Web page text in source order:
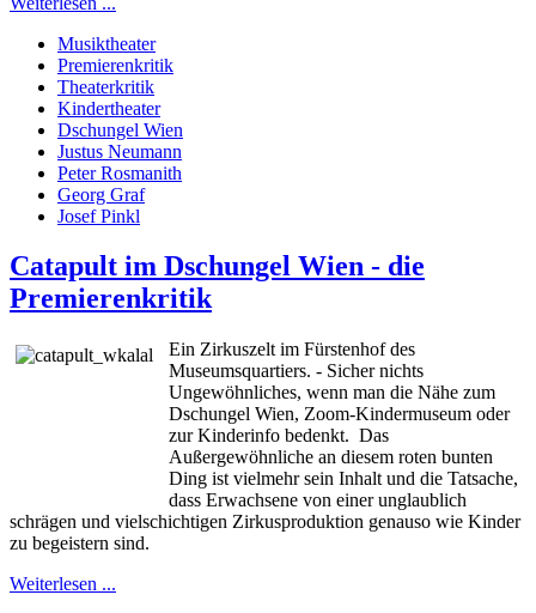
Musiktheater
Premierenkritik
Theaterkritik
Kindertheater
Dschungel Wien
Justus Neumann
Peter Rosmanith
Georg Graf
Josef Pinkl
Catapult im Dschungel Wien - die
Premierenkritik
Ein Zirkuszelt im Fürstenhof des
Museumsquartiers. - Sicher nichts
Ungewöhnliches, wenn man die Nähe zum
Dschungel Wien, Zoom-Kindermuseum oder
zur Kinderinfo bedenkt. Das
Außergewöhnliche an diesem roten bunten
Ding ist vielmehr sein Inhalt und die Tatsache,
dass Erwachsene von einer unglaublich
schrägen und vielschichtigen Zirkusproduktion genauso wie Kinder
zu begeistern sind.
Weiterlesen ...